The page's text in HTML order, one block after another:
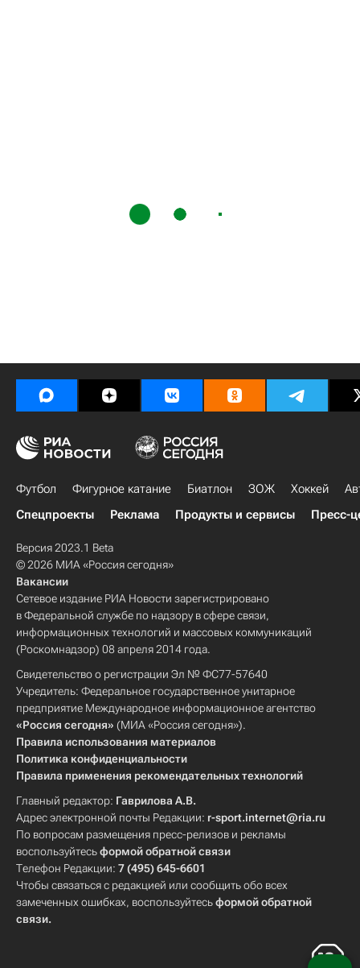
Футбол Фигурное катание Биатлон ЗОЖ Хоккей
Спецпроекты
Реклама Продукты и сервисы Пресс-
Версия 2023.1 Beta
© 2026 МИА «Россия сегодня»
Вакансии
Сетевое издание РИА Новости зарегистрировано
в Федеральной службе по надзору в сфере связи,
информационных технологий и массовых коммуникаций
(Роскомнадзор) 08 апреля 2014 года.
Свидетельство о регистрации Эл № ФС77-57640
Учредитель: Федеральное государственное унитарное
предприятие Международное информационное агентство
«Россия сегодня» (МИА «Россия сегодня»).
Правила использования материалов
Политика конфиденциальности
Правила применения рекомендательных технологий
Главный редактор: Гаврилова А.В.
Адрес электронной почты Редакции: r-sport.internet@ria.ru
По вопросам размещения пресс-релизов и рекламы
воспользуйтесьформой обратной связи
Телефон Редакции: 7 (495) 645-6601
Чтобы связаться с редакцией или сообщить обо всех
замеченных ошибках, воспользуйтесьформой обратной
связи.